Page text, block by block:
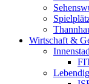
Wirtschaft &